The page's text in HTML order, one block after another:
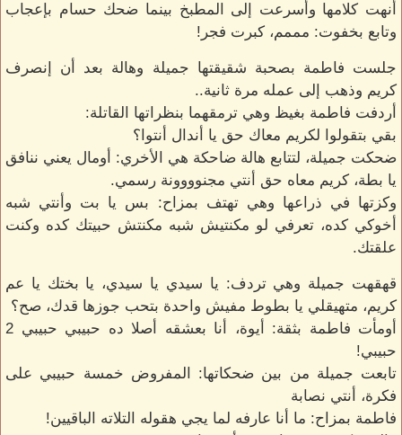
أنهت كلامها وأسرعت إلى المطبخ بينما ضحك حسام بإعجاب
وتابع بخفوت: مممم، كبرت فجر!
جلست فاطمة بصحبة شقيقتها جميلة وهالة بعد أن إنصرف
كريم وذهب إلى عمله مرة ثانية..
أردفت فاطمة بغيظ وهي ترمقهما بنظراتها القاتلة:
بقي بتقولوا لكريم معاك حق يا أندال أنتوا؟
ضحكت جميلة، لتتابع هالة ضاحكة هي الأخري: أومال يعني ننافق
يا بطة، كريم معاه حق أنتي مجنوووونة رسمي.
وكزتها في ذراعها وهي تهتف بمزاح: بس يا بت وأنتي شبه
أخوكي كده، تعرفي لو مكنتيش شبه مكنتش حبيتك كده وكنت
علقتك.
قهقهت جميلة وهي تردف: يا سيدي يا سيدي، يا بختك يا عم
كريم، متهيقلي يا بطوط مفيش واحدة بتحب جوزها قدك، صح؟
أومأت فاطمة بثقة: أيوة، أنا بعشقه أصلا ده حبيبي حبيبي 2
حبيبي!
تابعت جميلة من بين ضحكاتها: المفروض خمسة حبيبي على
فكرة، أنتي نصابة
فاطمة بمزاح: ما أنا عارفه لما يجي هقوله التلاته الباقيين!